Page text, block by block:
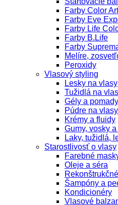
Farby Color
Farby Eve
Farby Life
Farby B.Life
Farby
Melíre,
Peroxidy
Vlasový styling
Lesky na vlasy
Tužidlá na
Gély a
Púdre na vlasy
Krémy a fluidy
Gumy, vosky
Laky, tužidlá,
Starostlivosť o vlasy
Farebné
Oleje a séra
Šampóny a
Kondicionéry
Vlasové